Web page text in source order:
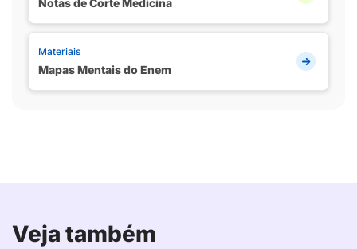
Notas de Corte Medicina
Materiais
Mapas Mentais do Enem
Veja também